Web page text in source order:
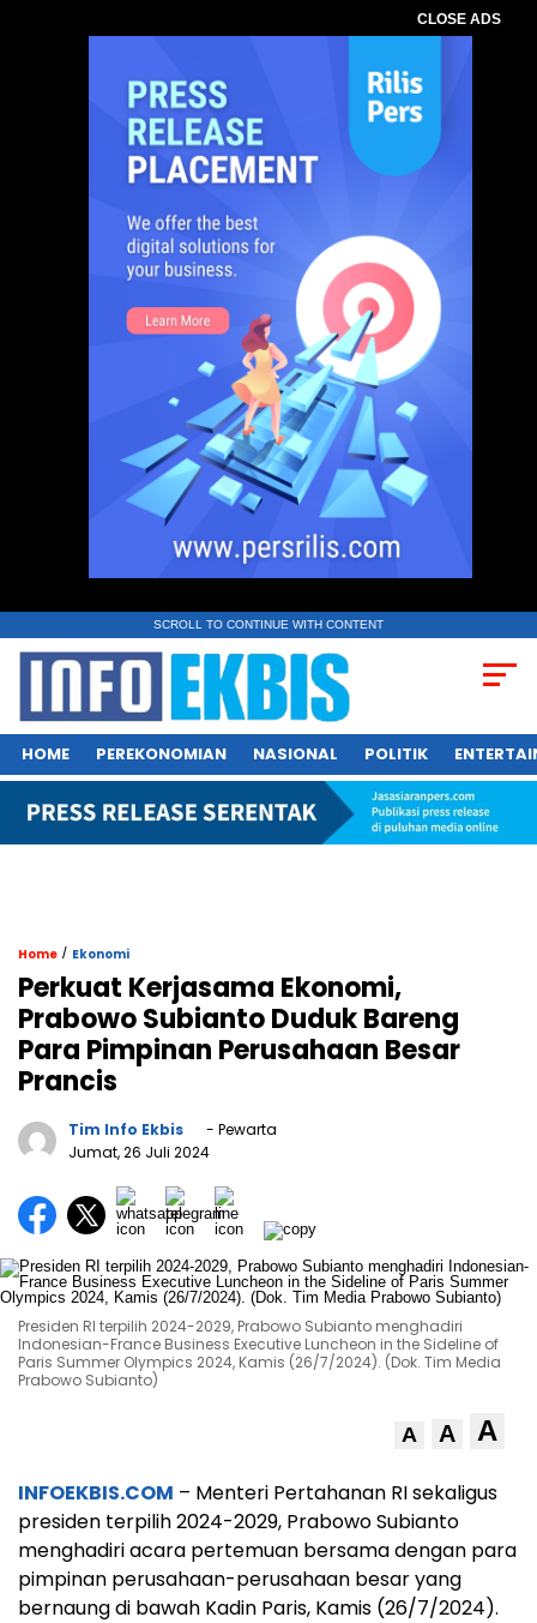
CLOSE ADS
SCROLL TO CONTINUE WITH CONTENT
HOME PEREKONOMIAN NASIONAL POLITIK
Home / Ekonomi
Perkuat Kerjasama Ekonomi,
Prabowo Subianto Duduk Bareng
Para Pimpinan Perusahaan Besar
Prancis
Tim Info Ekbis
- Pewarta
Jumat, 26 Juli 2024
Presiden RI terpilih 2024-2029, Prabowo Subianto menghadiri
Indonesian-France Business Executive Luncheon in the Sideline of
Paris Summer Olympics 2024, Kamis (26/7/2024). (Dok. Tim Media
Prabowo Subianto)
A A A
INFOEKBIS.COM – Menteri Pertahanan RI sekaligus
presiden terpilih 2024-2029, Prabowo Subianto
menghadiri acara pertemuan bersama dengan para
pimpinan perusahaan-perusahaan besar yang
bernaung di bawah Kadin Paris, Kamis (26/7/2024).